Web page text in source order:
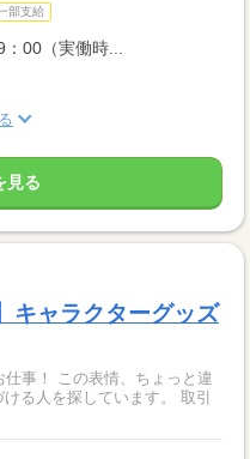
部支給
：00（実働時...
見る
キャラクターグッズ
事！ この表情、ちょっと違
る人を探しています。 取引